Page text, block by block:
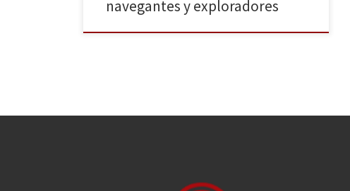
navegantes y exploradores